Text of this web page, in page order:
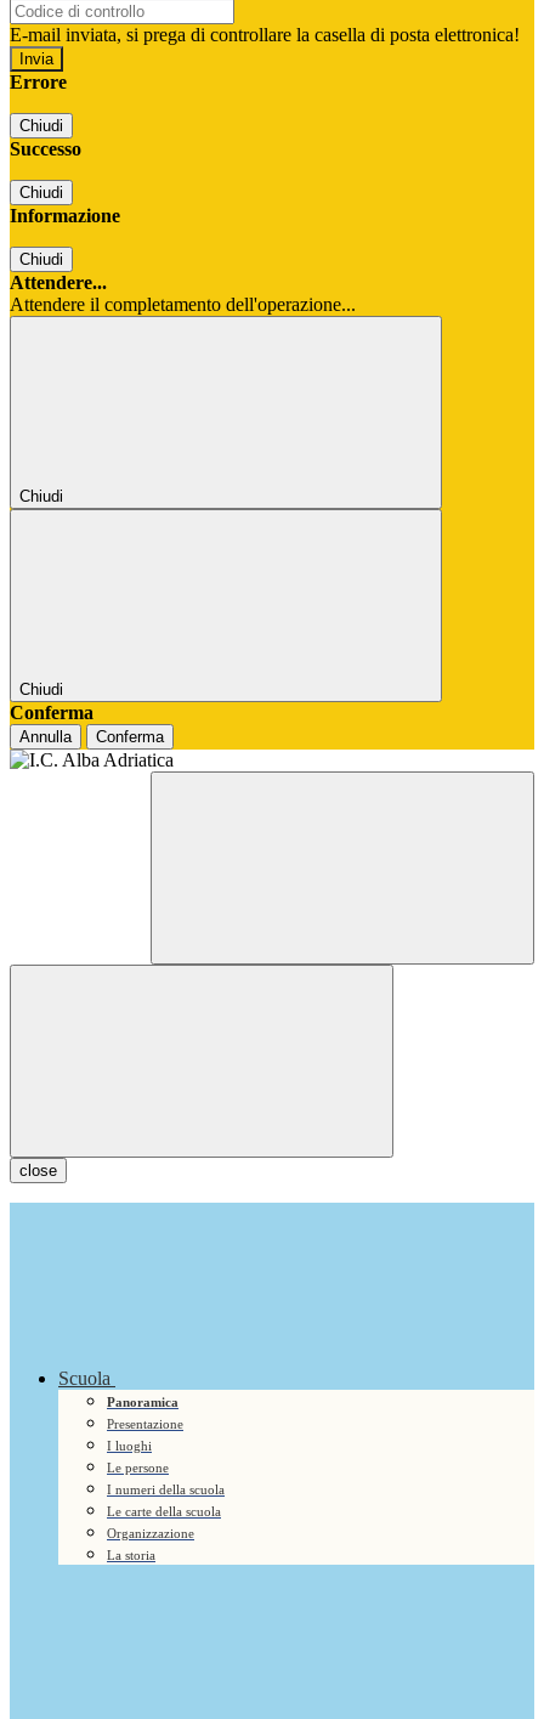
E-mail inviata, si prega di controllare la casella di posta elettronica!
Errore
Chiudi
Successo
Chiudi
Informazione
Chiudi
Attendere...
Attendere il completamento dell'operazione...
Chiudi
Chiudi
Conferma
Annulla Conferma
close
Scuola
Panoramica
Presentazione
I luoghi
Le persone
I numeri della scuola
Le carte della scuola
Organizzazione
La storia